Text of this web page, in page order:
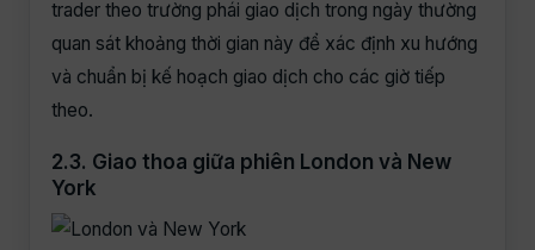
trader theo trường phái giao dịch trong ngày thường
quan sát khoảng thời gian này để xác định xu hướng
và chuẩn bị kế hoạch giao dịch cho các giờ tiếp
theo.
2.3. Giao thoa giữa phiên London và New
York